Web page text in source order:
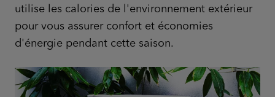
utilise les calories de l'environnement extérieur
pour vous assurer confort et économies
d'énergie pendant cette saison.